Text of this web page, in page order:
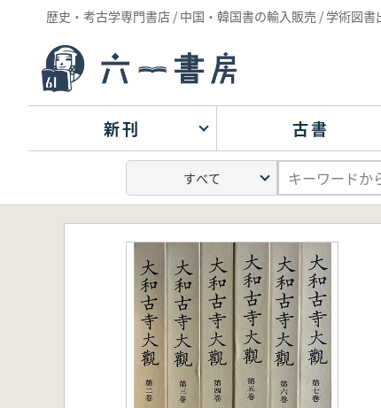
歴史・考古学専門書店 / 中国・韓国書の輸入販売 / 学術図書
新刊 古書